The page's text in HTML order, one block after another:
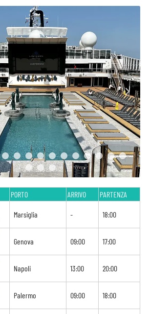
PORTO ARRIVO PARTENZA
Marsiglia - 18:00
Genova 09:00 17:00
Napoli 13:00 20:00
Palermo 09:00 18:00